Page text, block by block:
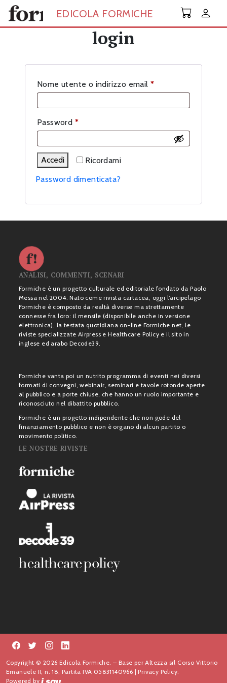
Skip to main content
EDICOLA FORMICHE
login
Nome utente o indirizzo email *Richiesto
Password *Richiesto
Ricordami
Accedi
Password dimenticata?
ANALISI, COMMENTI, SCENARI
Formiche è un progetto culturale ed editoriale fondato da Paolo
Messa nel 2004. Nato come rivista cartacea, oggi l’arcipelago
Formiche è composto da realtà diverse ma strettamente
connesse fra loro: il mensile (disponibile anche in versione
elettronica), la testata quotidiana on-line Formiche.net, le
riviste specializzate Airpress e Healthcare Policy e il sito in
inglese ed arabo Decode39.
Formiche vanta poi un nutrito programma di eventi nei diversi
formati di convegni, webinair, seminari e tavole rotonde aperte
al pubblico e a porte chiuse, che hanno un ruolo importante e
riconosciuto nel dibattito pubblico.
Formiche è un progetto indipendente che non gode del
finanziamento pubblico e non è organo di alcun partito o
movimento politico.
LE NOSTRE RIVISTE
Copyright © 2026 Edicola Formiche. – Base per Altezza srl Corso Vittorio
Emanuele II, n. 18, Partita IVA 05831140966 |Privacy Policy.
Powered by